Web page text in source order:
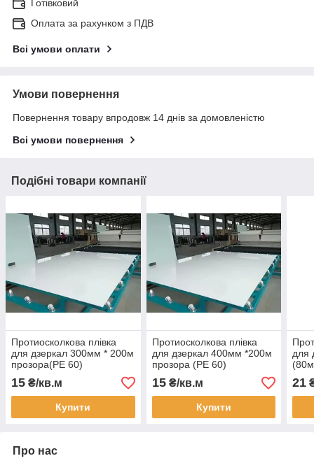
Готівковий
Оплата за рахунком з ПДВ
Всі умови оплати
Умови повернення
Повернення товару впродовж 14 днів за домовленістю
Всі умови повернення
Подібні товари компанії
Протиосколкова плівка
для дзеркал 300мм * 200м
прозора(РЕ 60)
15 ₴/кв.м
Купити
Протиосколкова плівка
для дзеркал 400мм *200м
прозора (РЕ 60)
15₴/кв.м
Купити
для
21
Про нас